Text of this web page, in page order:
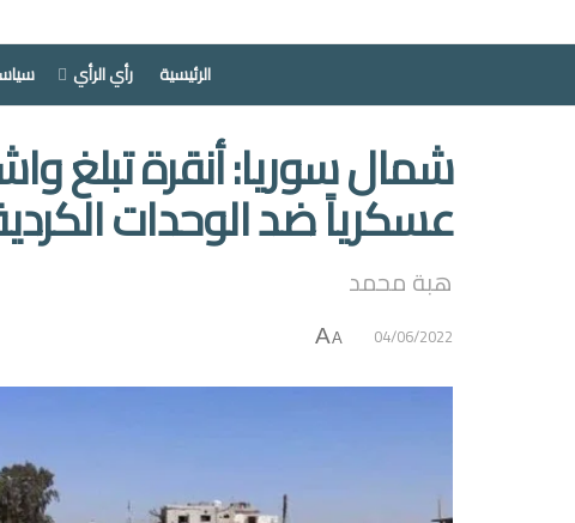
الرئيسية رأي الرأي
شمال سوريا: أنقرة تبلغ
عسكرياً ضد الوحدات
هبة محمد
04/06/2022
A
A